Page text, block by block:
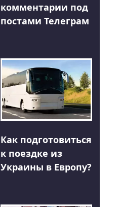
комментарии под
постами Телеграм
Как подготовиться
к поездке из
Украины в Европу?